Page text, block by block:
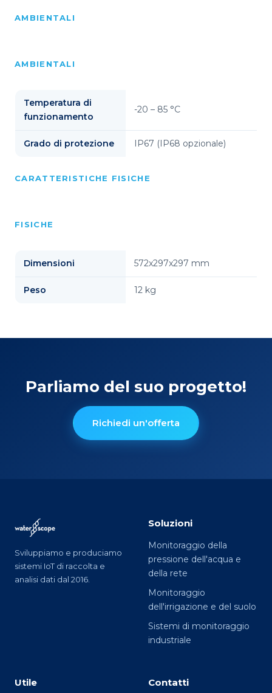
AMBIENTALI
AMBIENTALI
Temperatura di
funzionamento
-20 – 85 °C
Grado di protezione IP67 (IP68 opzionale)
CARATTERISTICHE FISICHE
FISICHE
Dimensioni 572x297x297 mm
Peso 12 kg
Parliamo del suo progetto!
Richiedi un'offerta
Sviluppiamo e produciamo
sistemi IoT di raccolta e
analisi dati dal 2016.
Soluzioni
Monitoraggio della
pressione dell'acqua e
della rete
Monitoraggio
dell'irrigazione e del suolo
Sistemi di monitoraggio
industriale
Utile Contatti